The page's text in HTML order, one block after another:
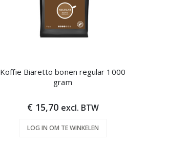
Koffie Biaretto bonen regular 1000
gram
€ 15,70 excl. BTW
LOG IN OM TE WINKELEN